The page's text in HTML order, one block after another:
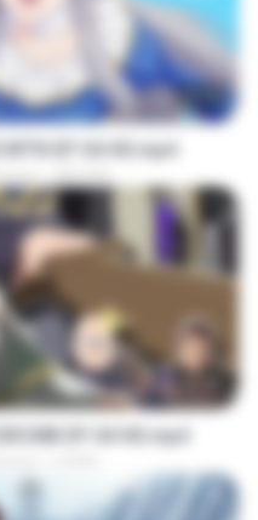
EP 04 HD.mp4
jours SEIJOS
EP 04 HD.mp4